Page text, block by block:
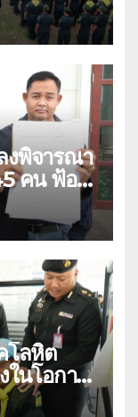
งพิจารณา
คน ฟ้อง
กียรติ 80
โลหิต
ในโอกาส
บาท